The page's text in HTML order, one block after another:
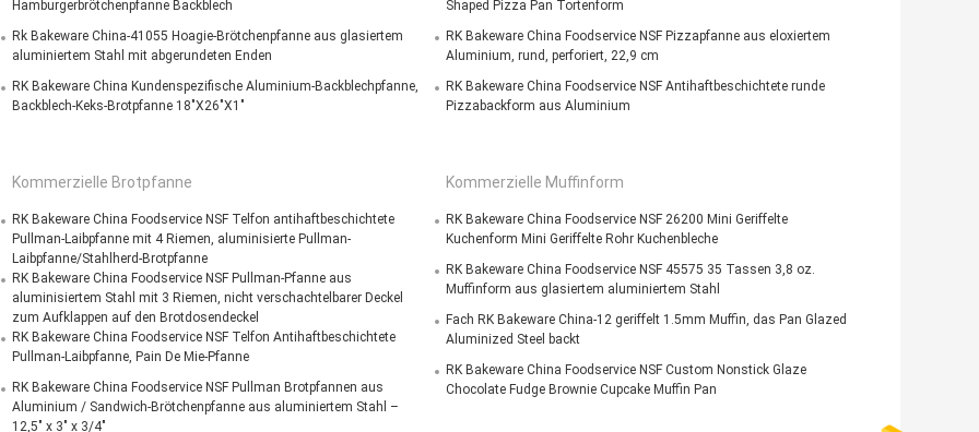
Hamburgerbrötchenpfanne Backblech
Rk Bakeware China-41055 Hoagie-Brötchenpfanne aus glasiertem
aluminiertem Stahl mit abgerundeten Enden
RK Bakeware China Kundenspezifische Aluminium-Backblechpfanne,
Backblech-Keks-Brotpfanne 18"X26"X1"
Shaped Pizza Pan Tortenform
RK Bakeware China Foodservice NSF Pizzapfanne aus eloxiertem
Aluminium, rund, perforiert, 22,9 cm
RK Bakeware China Foodservice NSF Antihaftbeschichtete runde
Pizzabackform aus Aluminium
Kommerzielle Brotpfanne
RK Bakeware China Foodservice NSF Telfon antihaftbeschichtete
Pullman-Laibpfanne mit 4 Riemen, aluminisierte Pullman-
Laibpfanne/Stahlherd-Brotpfanne
RK Bakeware China Foodservice NSF Pullman-Pfanne aus
aluminisiertem Stahl mit 3 Riemen, nicht verschachtelbarer Deckel
zum Aufklappen auf den Brotdosendeckel
RK Bakeware China Foodservice NSF Telfon Antihaftbeschichtete
Pullman-Laibpfanne, Pain De Mie-Pfanne
RK Bakeware China Foodservice NSF Pullman Brotpfannen aus
Aluminium / Sandwich-Brötchenpfanne aus aluminiertem Stahl –
12,5" x 3" x 3/4"
Kommerzielle Muffinform
RK Bakeware China Foodservice NSF 26200 Mini Geriffelte
Kuchenform Mini Geriffelte Rohr Kuchenbleche
RK Bakeware China Foodservice NSF 45575 35 Tassen 3,8 oz.
Muffinform aus glasiertem aluminiertem Stahl
Fach RK Bakeware China-12 geriffelt 1.5mm Muffin, das Pan Glazed
Aluminized Steel backt
RK Bakeware China Foodservice NSF Custom Nonstick Glaze
Chocolate Fudge Brownie Cupcake Muffin Pan